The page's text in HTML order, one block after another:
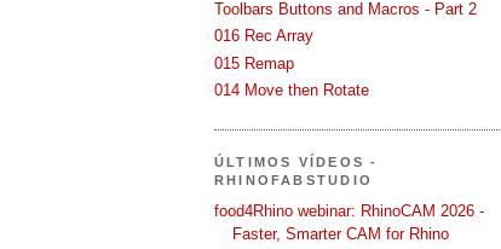
Toolbars Buttons and Macros - Part 2
016 Rec Array
015 Remap
014 Move then Rotate
ÚLTIMOS VÍDEOS -
RHINOFABSTUDIO
food4Rhino webinar: RhinoCAM 2026 -
Faster, Smarter CAM for Rhino